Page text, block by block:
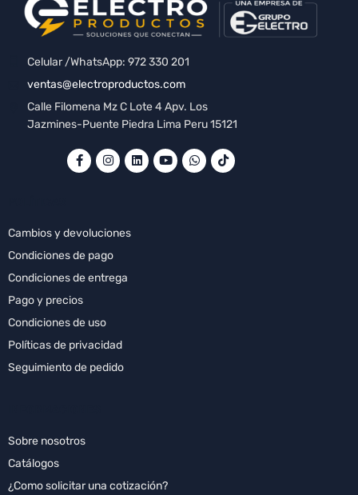
Celular /WhatsApp: 972 330 201
ventas@electroproductos.com
Calle Filomena Mz C Lote 4 Apv. Los
Jazmines-Puente Piedra Lima Peru 15121
Cambios y devoluciones
Condiciones de pago
Condiciones de entrega
Pago y precios
Condiciones de uso
Políticas de privacidad
Seguimiento de pedido
Sobre nosotros
Catálogos
¿Como solicitar una cotización?